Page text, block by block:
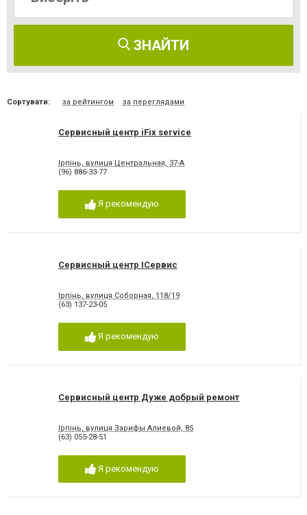
ЗНАЙТИ
Сортувати: за рейтингом за переглядами
Сервисный центр iFix service
Ірпінь, вулиця Центральная, 37-А
(96) 886-33-77
Я рекомендую
Сервисный центр IСервис
Ірпінь, вулиця Соборная, 118/19
(63) 137-23-05
Я рекомендую
Сервисный центр Дуже добрый ремонт
Ірпінь, вулиця Зарифы Алиевой, 85
(63) 055-28-51
Я рекомендую